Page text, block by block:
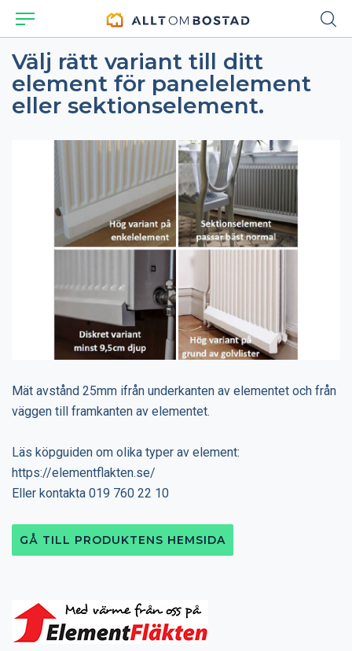
Välj rätt variant till ditt
element för panelelement
eller sektionselement.
Mät avstånd 25mm ifrån underkanten av elementet och från
väggen till framkanten av elementet.
Läs köpguiden om olika typer av element:
https://elementflakten.se/
Eller kontakta 019 760 22 10
GÅ TILL PRODUKTENS HEMSIDA